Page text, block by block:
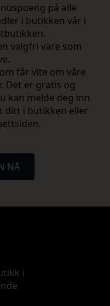
på alle
i butikken vår i
valgfri vare som
får vite om våre
Det er gratis og
kan melde deg inn
ditt i butikken eller
NÅ
i